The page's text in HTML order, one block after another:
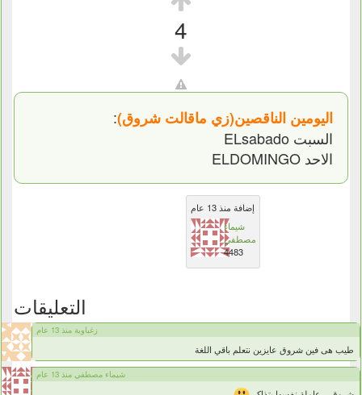
4
اليومين الناقصين(زي ماقالت شروق):
السبت ELsabado
الاحد ELDOMINGO
إضافة منذ 13 عام
شيماء
مصطفي
4483
التعليقات
زغباوية منذ 13 عام
طيب هى فين شروق عايزين نتعلم باقي اللغة
شيماء مصطفي منذ 13 عام